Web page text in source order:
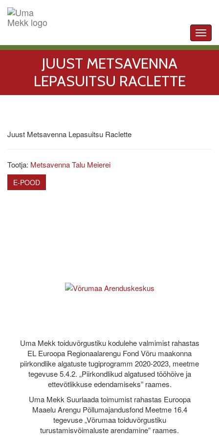
JUUST METSAVENNA
LEPASUITSU RACLETTE
Juust Metsavenna Lepasuitsu Raclette
Tootja: Metsavenna Talu Meierei
E-POOD
Uma Mekk toiduvõrgustiku kodulehe valmimist rahastas
EL Euroopa Regionaalarengu Fond Võru maakonna
piirkondlike algatuste tugiprogramm 2020-2023, meetme
tegevuse 5.4.2. „Piirkondlikud algatused tööhõive ja
ettevõtlikkuse edendamiseks” raames.
Uma Mekk Suurlaada toimumist rahastas Euroopa
Maaelu Arengu Põllumajandusfond Meetme 16.4
tegevuse „Võrumaa toiduvõrgustiku
turustamisvõimaluste arendamine” raames.